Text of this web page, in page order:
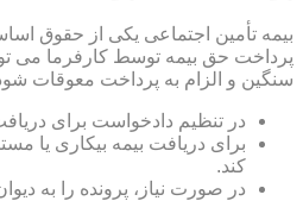
بیمه تأمین اجتماعی یکی از حقوق
پرداخت حق بیمه توسط کارفرما می
سنگین و الزام به پرداخت معوقات
در تنظیم دادخواست برای
برای دریافت بیمه بیکاری یا
کند.
در صورت نیاز، پرونده را به